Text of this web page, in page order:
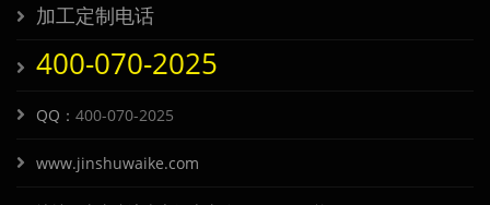
加工定制电话
400-070-2025
QQ： 400-070-2025
www.jinshuwaike.com